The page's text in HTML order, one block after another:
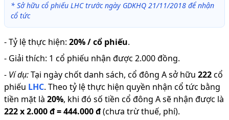
* Sở hữu cổ phiếu LHC trước ngày GDKHQ 21/11/2018 để nhận
cổ tức
-Tỷ lệ thực hiện: 20% / cổ phiếu.
- Giải thích: 1 cổ phiếu nhận được 2.000 đồng.
- Ví dụ:Tại ngày chốt danh sách, cổ đông A sở hữu 222cổ
phiếu LHC. Theo tỷ lệ thực hiện quyền nhận cổ tức bằng
tiền mặt là 20%, khi đó số tiền cổ đông A sẽ nhận được là
222x2.000 đ=444.000 đ(chưa trừ thuế, phí).